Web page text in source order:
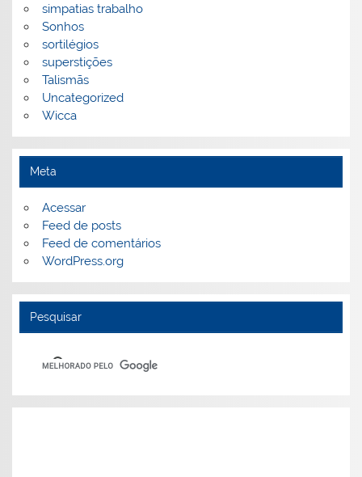
simpatias trabalho
Sonhos
sortilégios
superstições
Talismãs
Uncategorized
Wicca
Meta
Acessar
Feed de posts
Feed de comentários
WordPress.org
Pesquisar